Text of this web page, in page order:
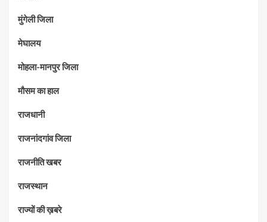
मुंगेली जिला
मेघालय
मोहला-मानपुर जिला
मौसम का हाल
राजधानी
राजनांदगांव जिला
राजनीति खबर
राजस्थान
राज्यों की ख़बरे